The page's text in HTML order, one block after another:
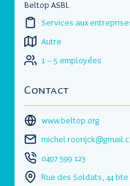
Beltop ASBL
Services aux
Autre
1 – 5 employées
Contact
www.beltop.org
0497 599 123
Rue des Soldats, 44 bte